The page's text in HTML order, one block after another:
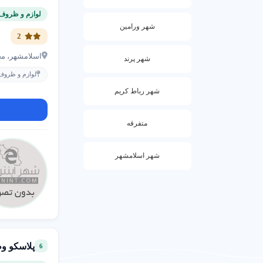
شهر ورامین
شهر پرند
شهر رباط کریم
متفرقه
شهر اسلامشهر
مقایسه
بررسی
سرویس
پخت و پز
لوازم
لوازم و
2
اسلامشهر، محله باغ
لوازم و
6 پلاسکو